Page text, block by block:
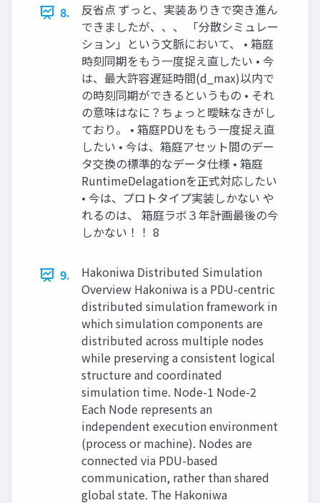
8.
反省点 ずっと、実装ありきで突き進ん
できましたが、、、 「分散シミュレー
ション」という文脈において、 • 箱庭
時刻同期をもう一度捉え直したい • 今
は、最大許容遅延時間(d_max)以内で
の時刻同期ができるというもの • それ
の意味はなに？ちょっと曖昧なきがし
ており。 • 箱庭PDUをもう一度捉え直
したい • 今は、箱庭アセット間のデー
タ交換の標準的なデータ仕様 • 箱庭
RuntimeDelagationを正式対応したい
• 今は、プロトタイプ実装しかない や
れるのは、 箱庭ラボ３年計画最後の今
しかない！！ 8
9.
Hakoniwa Distributed Simulation
Overview Hakoniwa is a PDU-centric
distributed simulation framework in
which simulation components are
distributed across multiple nodes
while preserving a consistent logical
structure and coordinated
simulation time. Node-1 Node-2
Each Node represents an
independent execution environment
(process or machine). Nodes are
connected via PDU-based
communication, rather than shared
global state. The Hakoniwa